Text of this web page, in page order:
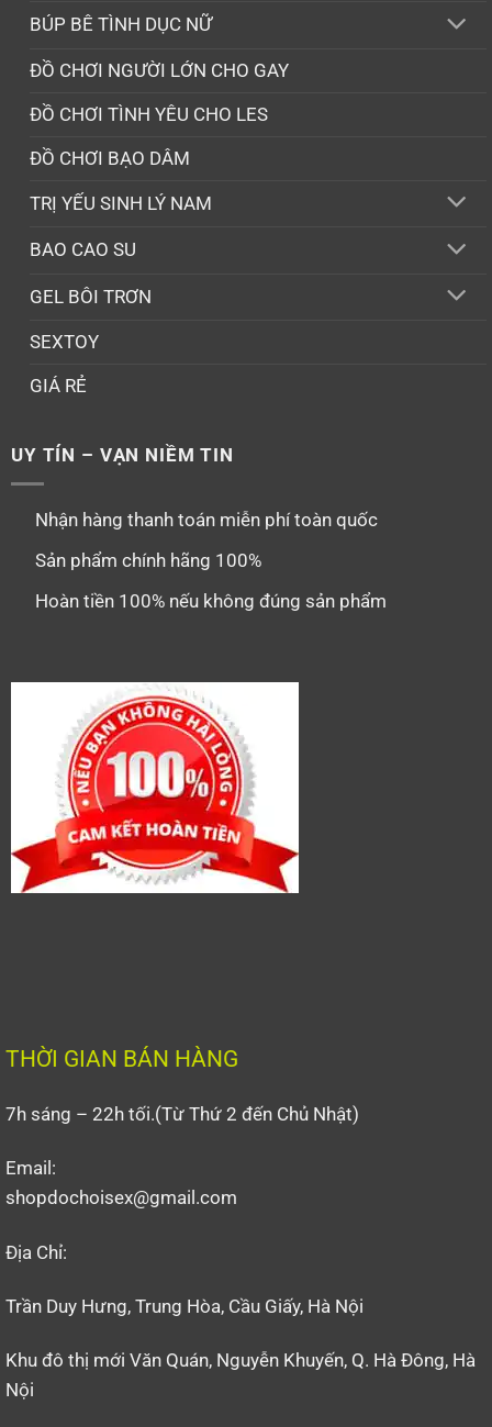
BÚP BÊ TÌNH DỤC NỮ
ĐỒ CHƠI NGƯỜI LỚN CHO GAY
ĐỒ CHƠI TÌNH YÊU CHO LES
ĐỒ CHƠI BẠO DÂM
TRỊ YẾU SINH LÝ NAM
BAO CAO SU
GEL BÔI TRƠN
SEXTOY
GIÁ RẺ
UY TÍN – VẠN NIỀM TIN
Nhận hàng thanh toán miễn phí toàn quốc
Sản phẩm chính hãng 100%
Hoàn tiền 100% nếu không đúng sản phẩm
THỜI GIAN BÁN HÀNG
7h sáng – 22h tối.(Từ Thứ 2 đến Chủ Nhật)
Email:
shopdochoisex@gmail.com
Địa Chỉ:
Trần Duy Hưng, Trung Hòa, Cầu Giấy, Hà Nội
Khu đô thị mới Văn Quán, Nguyễn Khuyến, Q. Hà Đông, Hà
Nội